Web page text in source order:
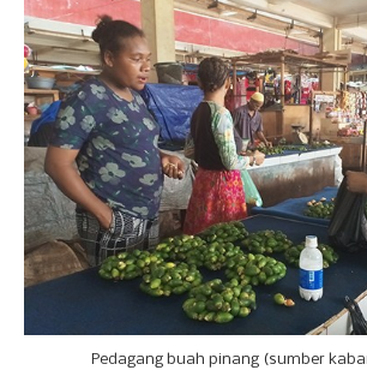
Pedagang buah pinang (sumber